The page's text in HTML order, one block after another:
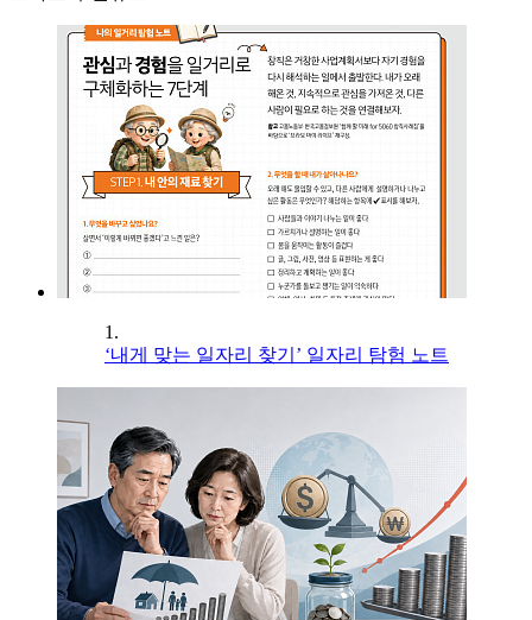
1.
‘내게 맞는 일자리 찾기’ 일자리 탐험 노트